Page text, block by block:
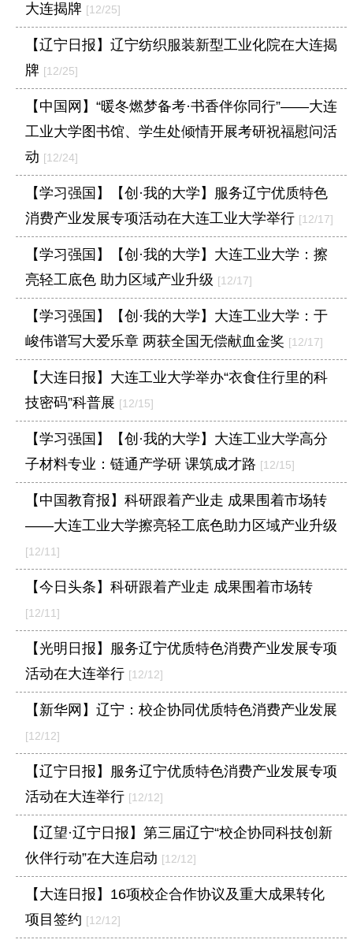
大连揭牌 [12/25]
【辽宁日报】辽宁纺织服装新型工业化院在大连揭
牌 [12/25]
【中国网】“暖冬燃梦备考·书香伴你同行”——大连
工业大学图书馆、学生处倾情开展考研祝福慰问活
动 [12/24]
【学习强国】【创·我的大学】服务辽宁优质特色
消费产业发展专项活动在大连工业大学举行 [12/17]
【学习强国】【创·我的大学】大连工业大学：擦
亮轻工底色 助力区域产业升级 [12/17]
【学习强国】【创·我的大学】大连工业大学：于
峻伟谱写大爱乐章 两获全国无偿献血金奖 [12/17]
【大连日报】大连工业大学举办“衣食住行里的科
技密码”科普展 [12/15]
【学习强国】【创·我的大学】大连工业大学高分
子材料专业：链通产学研 课筑成才路 [12/15]
【中国教育报】科研跟着产业走 成果围着市场转
——大连工业大学擦亮轻工底色助力区域产业升级
[12/11]
【今日头条】科研跟着产业走 成果围着市场转
[12/11]
【光明日报】服务辽宁优质特色消费产业发展专项
活动在大连举行 [12/12]
【新华网】辽宁：校企协同优质特色消费产业发展
[12/12]
【辽宁日报】服务辽宁优质特色消费产业发展专项
活动在大连举行 [12/12]
【辽望·辽宁日报】第三届辽宁“校企协同科技创新
伙伴行动”在大连启动 [12/12]
【大连日报】16项校企合作协议及重大成果转化
项目签约 [12/12]